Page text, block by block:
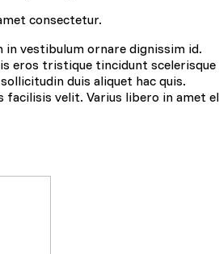
consectetur.
in vestibulum ornare dignissim id.
eros tristique tincidunt scelerisque
duis aliquet hac quis.
facilisis velit. Varius libero in amet